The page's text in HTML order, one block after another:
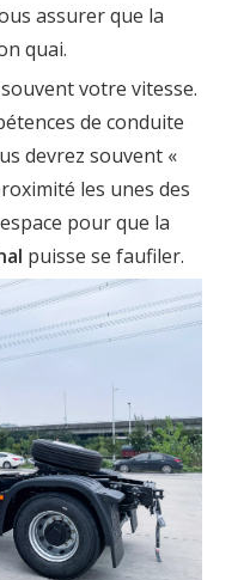
assurer que la
quai.
votre vitesse.
de conduite
devrez souvent «
les unes des
pour que la
puisse se faufiler.